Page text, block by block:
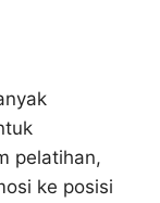
pelatihan,
ke posisi